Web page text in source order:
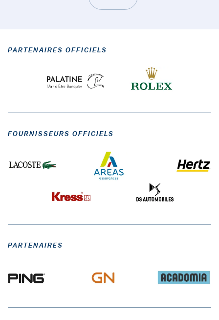
PARTENAIRES OFFICIELS
FOURNISSEURS OFFICIELS
PARTENAIRES